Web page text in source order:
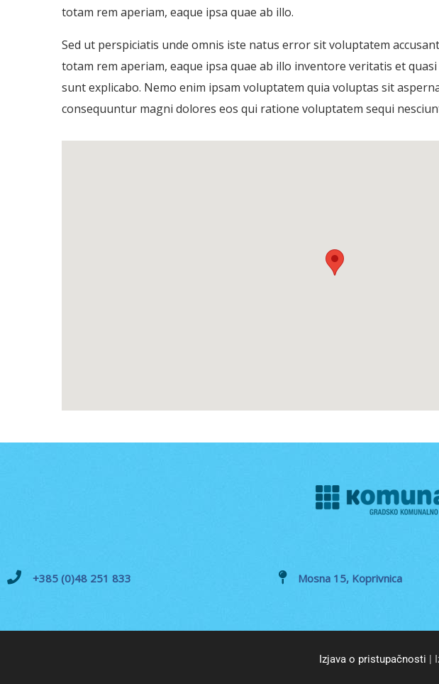
totam rem aperiam, eaque ipsa quae ab illo.
Sed ut perspiciatis unde omnis iste natus error sit voluptatem
totam rem aperiam, eaque ipsa quae ab illo inventore veritatis et
sunt explicabo. Nemo enim ipsam voluptatem quia voluptas sit
consequuntur magni dolores eos qui ratione voluptatem sequi
+385 (0)48 251 833 Mosna 15, Koprivnica
Izjava o pristupačnosti |